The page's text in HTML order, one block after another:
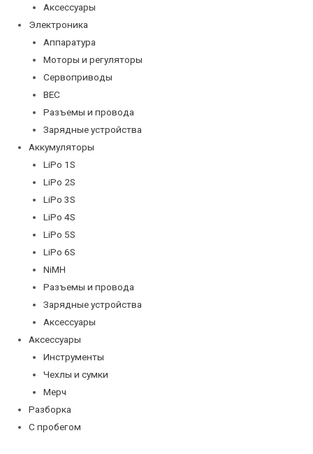
Аксессуары
Электроника
Аппаратура
Моторы и регуляторы
Сервоприводы
BEC
Разъемы и провода
Зарядные устройства
Аккумуляторы
LiPo 1S
LiPo 2S
LiPo 3S
LiPo 4S
LiPo 5S
LiPo 6S
NiMH
Разъемы и провода
Зарядные устройства
Аксессуары
Аксессуары
Инструменты
Чехлы и сумки
Мерч
Разборка
С пробегом